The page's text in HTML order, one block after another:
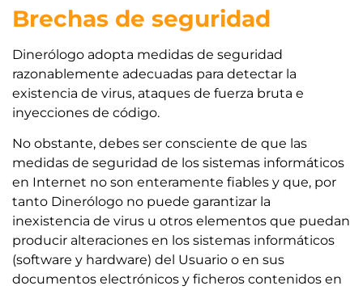
Brechas de seguridad
Dinerólogo adopta medidas de seguridad
razonablemente adecuadas para detectar la
existencia de virus, ataques de fuerza bruta e
inyecciones de código.
No obstante, debes ser consciente de que las
medidas de seguridad de los sistemas informáticos
en Internet no son enteramente fiables y que, por
tanto Dinerólogo no puede garantizar la
inexistencia de virus u otros elementos que puedan
producir alteraciones en los sistemas informáticos
(software y hardware) del Usuario o en sus
documentos electrónicos y ficheros contenidos en